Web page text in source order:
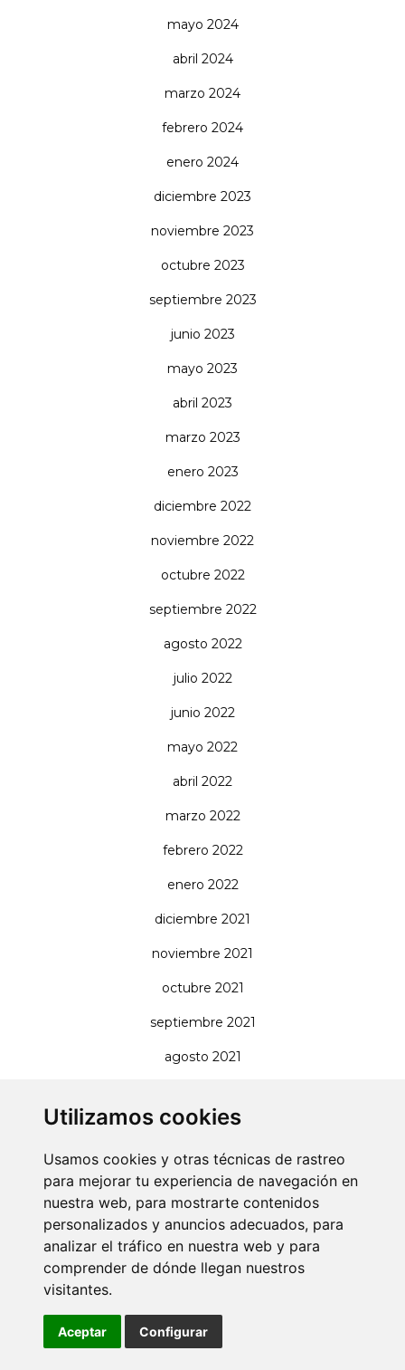
Utilizamos cookies
Usamos cookies y otras técnicas de rastreo
para mejorar tu experiencia de navegación en
nuestra web, para mostrarte contenidos
personalizados y anuncios adecuados, para
analizar el tráfico en nuestra web y para
comprender de dónde llegan nuestros
visitantes.
Aceptar Configurar
mayo 2024
abril 2024
marzo 2024
febrero 2024
enero 2024
diciembre 2023
noviembre 2023
octubre 2023
septiembre 2023
junio 2023
mayo 2023
abril 2023
marzo 2023
enero 2023
diciembre 2022
noviembre 2022
octubre 2022
septiembre 2022
agosto 2022
julio 2022
junio 2022
mayo 2022
abril 2022
marzo 2022
febrero 2022
enero 2022
diciembre 2021
noviembre 2021
octubre 2021
septiembre 2021
agosto 2021
junio 2021
mayo 2021
enero 2021
diciembre 2020
octubre 2020
agosto 2020